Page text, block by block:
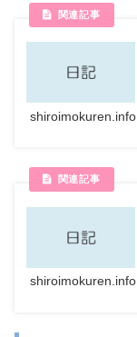
shiroimokuren.info
shiroimokuren.info